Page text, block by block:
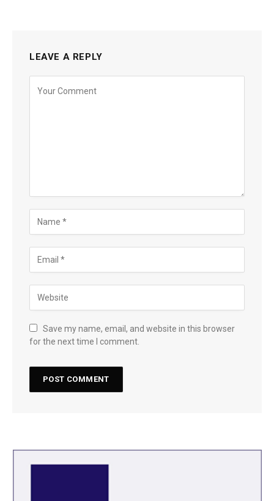
LEAVE A REPLY
Save my name, email, and website in this browser
for the next time I comment.